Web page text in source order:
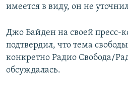
имеется в виду, он не
Джо Байден на своей пресс-
подтвердил, что тема
конкретно Радио Свобода/
обсуждалась.